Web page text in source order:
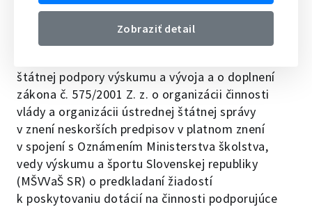
pobytov v zahraničí v r. 2014 v rámci národnej grantovej
schémy na podporu výskumu a vývoja
štátnej podpory výskumu a vývoja a o doplnení
zákona č. 575/2001 Z. z. o organizácii činnosti
vlády a organizácii ústrednej štátnej správy
v znení neskorších predpisov v platnom znení
v spojení s Oznámením Ministerstva školstva,
vedy výskumu a športu Slovenskej republiky
(MŠVVaŠ SR) o predkladaní žiadostí
k poskytovaniu dotácií na činnosti podporujúce
Zobraziť detail